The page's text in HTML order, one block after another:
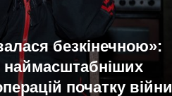
безкінечною»:
наймасштабніших
початку війни